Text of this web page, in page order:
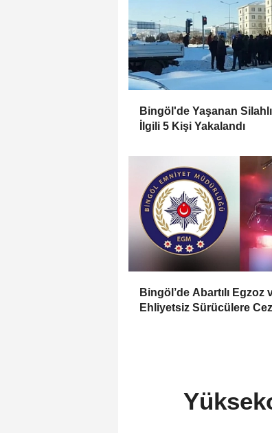
Bingöl'de Yaşanan Silahlı
İlgili 5 Kişi Yakalandı
Bingöl’de Abartılı Egzoz
Ehliyetsiz Sürücülere